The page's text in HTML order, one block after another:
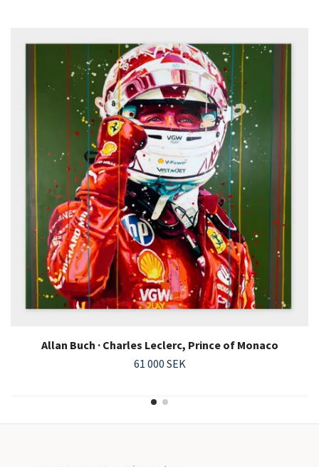
Allan Buch · Charles Leclerc, Prince of Monaco
61 000 SEK